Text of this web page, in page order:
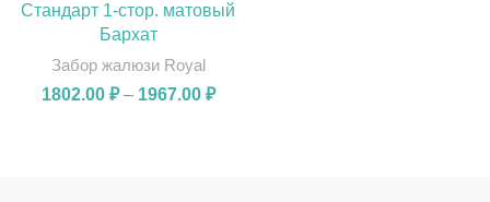
Стандарт 1-стор. матовый
Бархат
Забор жалюзи Royal
1802.00 ₽ – 1967.00 ₽